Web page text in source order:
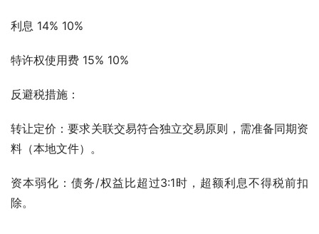
利息 14% 10%
特许权使用费 15% 10%
反避税措施：
转让定价：要求关联交易符合独立交易原则，需准备同期资
料（本地文件）。
资本弱化：债务/权益比超过3:1时，超额利息不得税前扣
除。